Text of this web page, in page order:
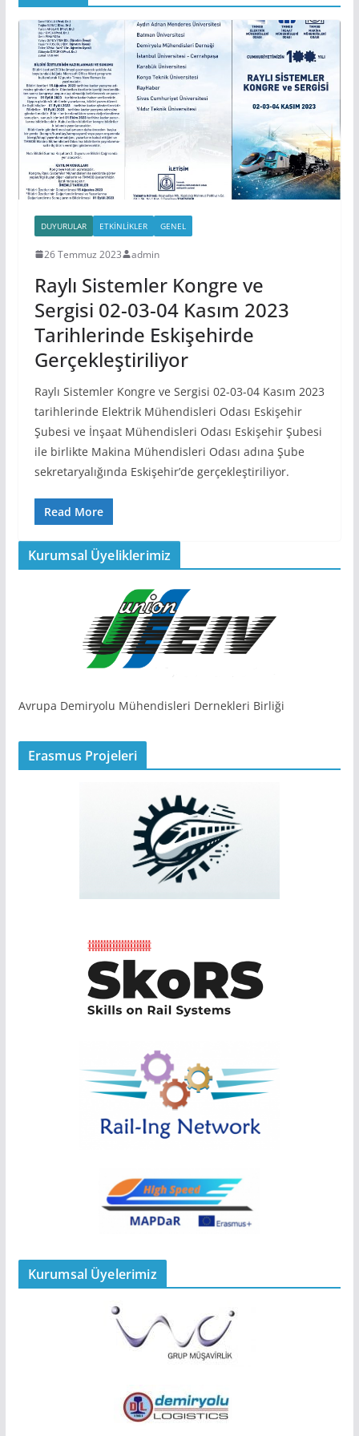
DUYURULAR ETKINLIKLER GENEL
26 Temmuz 2023 admin
Raylı Sistemler Kongre ve
Sergisi 02-03-04 Kasım 2023
Tarihlerinde Eskişehirde
Gerçekleştiriliyor
Raylı Sistemler Kongre ve Sergisi 02-03-04 Kasım 2023
tarihlerinde Elektrik Mühendisleri Odası Eskişehir
Şubesi ve İnşaat Mühendisleri Odası Eskişehir Şubesi
ile birlikte Makina Mühendisleri Odası adına Şube
sekretaryalığında Eskişehir’de gerçekleştiriliyor.
Read More
Kurumsal Üyeliklerimiz
Avrupa Demiryolu Mühendisleri Dernekleri Birliği
Erasmus Projeleri
Kurumsal Üyelerimiz